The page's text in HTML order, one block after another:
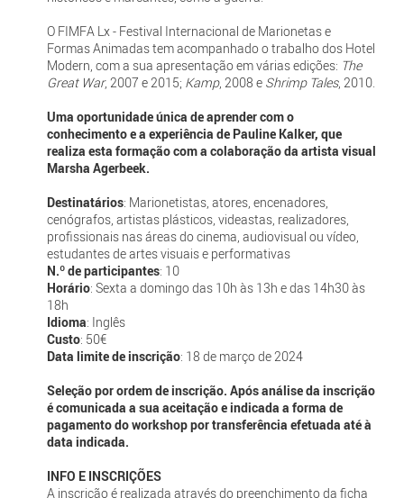
O FIMFA Lx - Festival Internacional de Marionetas e
Formas Animadas tem acompanhado o trabalho dos Hotel
Modern, com a sua apresentação em várias edições: The
Great War, 2007 e 2015; Kamp, 2008 e Shrimp Tales, 2010.
Uma oportunidade única de aprender com o
conhecimento e a experiência de Pauline Kalker, que
realiza esta formação com a colaboração da artista visual
Marsha Agerbeek.
Destinatários: Marionetistas, atores, encenadores,
cenógrafos, artistas plásticos, videastas, realizadores,
profissionais nas áreas do cinema, audiovisual ou vídeo,
estudantes de artes visuais e performativas
N.º de participantes: 10
Horário: Sexta a domingo das 10h às 13h e das 14h30 às
18h
Idioma: Inglês
Custo: 50€
Data limite de inscrição: 18 de março de 2024
Seleção por ordem de inscrição. Após análise da inscrição
é comunicada a sua aceitação e indicada a forma de
pagamento do workshop por transferência efetuada até à
data indicada.
INFO E INSCRIÇÕES
A inscrição é realizada através do preenchimento da ficha